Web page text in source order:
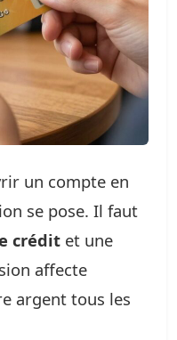
un compte en
se pose. Il faut
crédit et une
affecte
argent tous les